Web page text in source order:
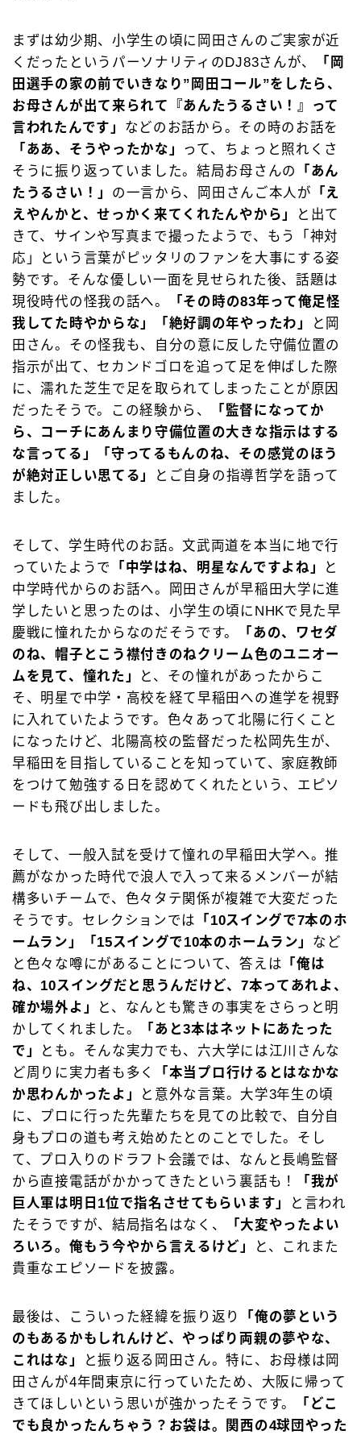
まずは幼少期、小学生の頃に岡田さんのご実家が近
くだったというパーソナリティのDJ83さんが、
「岡
田選手の家の前でいきなり”岡田コール”をしたら、
お母さんが出て来られて『あんたうるさい！』って
言われたんです」 などのお話から。その時のお話を
「ああ、そうやったかな」 って、ちょっと照れくさ
そうに振り返っていました。結局お母さんの
「あん
たうるさい！」 の一言から、岡田さんご本人が 「え
えやんかと、せっかく来てくれたんやから」
と出て
きて、サインや写真まで撮ったようで、もう「神対
応」という言葉がピッタリのファンを大事にする姿
勢です。そんな優しい一面を見せられた後、話題は
現役時代の怪我の話へ。
「その時の83年って俺足怪
我してた時やからな」「絶好調の年やったわ」
と岡
田さん。その怪我も、自分の意に反した守備位置の
指示が出て、セカンドゴロを追って足を伸ばした際
に、濡れた芝生で足を取られてしまったことが原因
だったそうで。この経験から、
「監督になってか
ら、コーチにあんまり守備位置の大きな指示はする
な言ってる」「守ってるもんのね、その感覚のほう
が絶対正しい思てる」
とご自身の指導哲学を語って
ました。
そして、学生時代のお話。文武両道を本当に地で行
っていたようで
「中学はね、明星なんですよね」
と
中学時代からのお話へ。岡田さんが早稲田大学に進
学したいと思ったのは、小学生の頃にNHKで見た早
慶戦に憧れたからなのだそうです。
「あの、ワセダ
のね、帽子とこう襟付きのねクリーム色のユニオー
ムを見て、憧れた」
と、その憧れがあったからこ
そ、明星で中学・高校を経て早稲田への進学を視野
に入れていたようです。色々あって北陽に行くこと
になったけど、北陽高校の監督だった松岡先生が、
早稲田を目指していることを知っていて、家庭教師
をつけて勉強する日を認めてくれたという、エピソ
ードも飛び出しました。
そして、一般入試を受けて憧れの早稲田大学へ。推
薦がなかった時代で浪人で入って来るメンバーが結
構多いチームで、色々タテ関係が複雑で大変だった
そうです。セレクションでは
「10スイングで7本のホ
ームラン」「15スイングで10本のホームラン」 など
と色々な噂にがあることについて、答えは 「俺は
ね、10スイングだと思うんだけど、7本ってあれよ、
確か場外よ」
と、なんとも驚きの事実をさらっと明
かしてくれました。
「あと3本はネットにあたった
で」
とも。そんな実力でも、六大学には江川さんな
ど周りに実力者も多く
「本当プロ行けるとはなかな
か思わんかったよ」
と意外な言葉。大学3年生の頃
に、プロに行った先輩たちを見ての比較で、自分自
身もプロの道も考え始めたとのことでした。そし
て、プロ入りのドラフト会議では、なんと長嶋監督
から直接電話がかかってきたという裏話も！
「我が
巨人軍は明日1位で指名させてもらいます」
と言われ
たそうですが、結局指名はなく、
「大変やったよい
ろいろ。俺もう今やから言えるけど」
と、これまた
貴重なエピソードを披露。
最後は、こういった経緯を振り返り
「俺の夢という
のもあるかもしれんけど、やっぱり両親の夢やな、
これはな」
と振り返る岡田さん。特に、お母様は岡
田さんが4年間東京に行っていたため、大阪に帰って
きてほしいという思いが強かったそうです。
「どこ
でも良かったんちゃう？お袋は。関西の4球団やった